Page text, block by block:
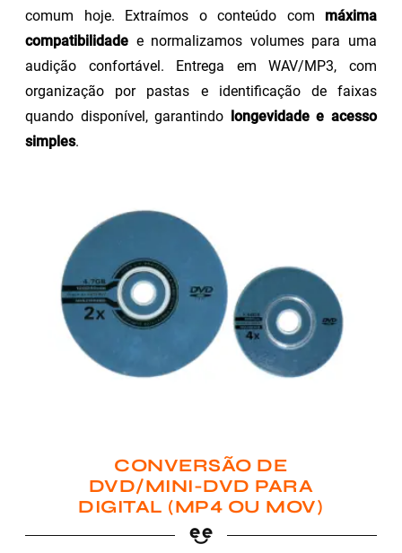
comum hoje. Extraímos o conteúdo com máxima
compatibilidade e normalizamos volumes para uma
audição confortável. Entrega em WAV/MP3, com
organização por pastas e identificação de faixas
quando disponível, garantindo longevidade e acesso
simples.
CONVERSÃO DE
DVD/MINI-DVD PARA
DIGITAL (MP4 OU MOV)